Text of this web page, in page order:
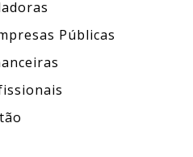
Públicas